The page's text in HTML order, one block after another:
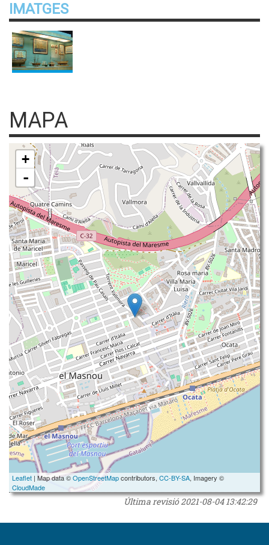
IMATGES
MAPA
+
-
Leaflet | Map data ©OpenStreetMapcontributors, CC-BY-SA, Imagery ©
CloudMade
Última revisió2021-08-04 13:42:29